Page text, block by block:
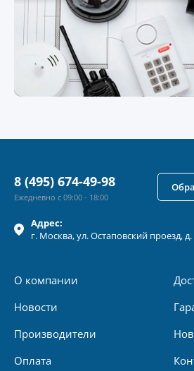
Адрес:
г. Москва, ул.Остаповский проезд, д.
О компании
Новости
Производители
Оплата
8 (495) 674-49-98
Ежедневно с 09:00 - 18:00